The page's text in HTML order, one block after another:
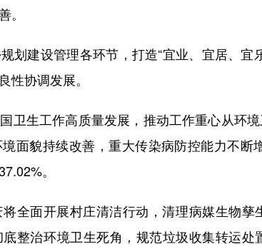
。
建设管理各环节，打造“宜业、宜居、宜
性协调发展。
生工作高质量发展，推动工作重心从环
面貌持续改善，重大传染病防控能力不
。
面开展村庄清洁行动，清理病媒生物孳
整治环境卫生死角，规范垃圾收集转运